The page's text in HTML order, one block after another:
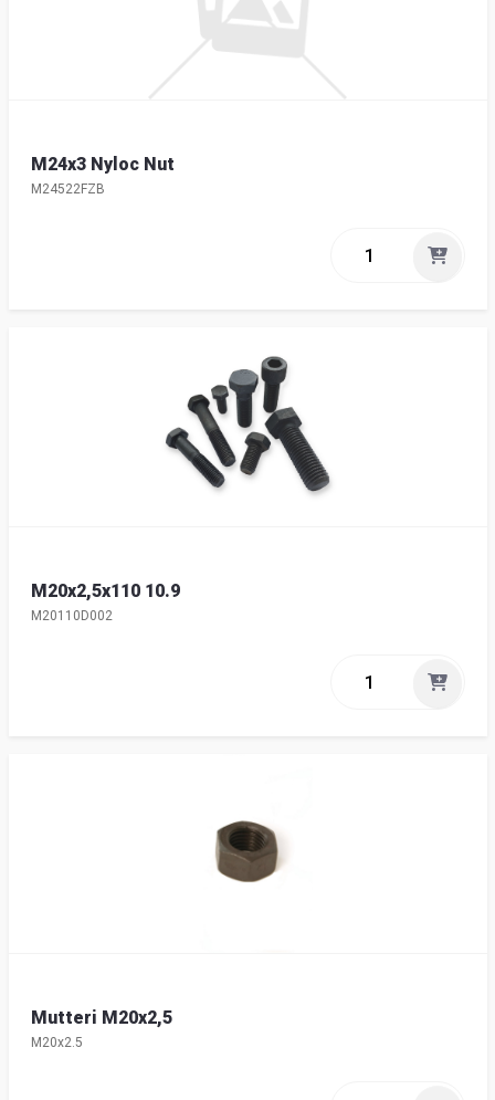
M24x3 Nyloc Nut
M24522FZB
M20x2,5x110 10.9
M20110D002
Mutteri M20x2,5
M20x2.5